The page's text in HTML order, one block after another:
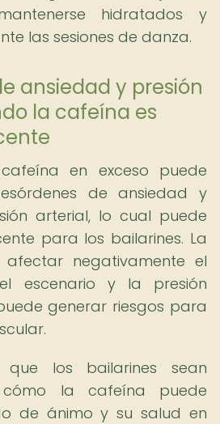
hidratados y
las sesiones de danza.
ansiedad y presión
la cafeína es
en exceso puede
de ansiedad y
arterial, lo cual puede
para los bailarines. La
negativamente el
escenario y la presión
generar riesgos para
que los bailarines sean
cómo la cafeína puede
de ánimo y su salud en